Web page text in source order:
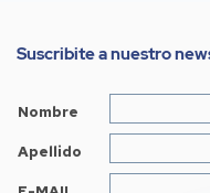
Suscribite a nuestro